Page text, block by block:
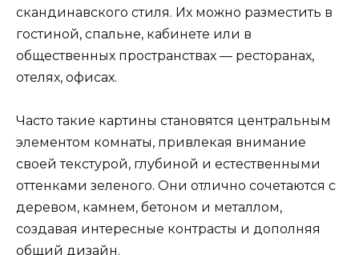
скандинавского стиля. Их можно разместить в
гостиной, спальне, кабинете или в
общественных пространствах — ресторанах,
отелях, офисах.
Часто такие картины становятся центральным
элементом комнаты, привлекая внимание
своей текстурой, глубиной и естественными
оттенками зеленого. Они отлично сочетаются с
деревом, камнем, бетоном и металлом,
создавая интересные контрасты и дополняя
общий дизайн.